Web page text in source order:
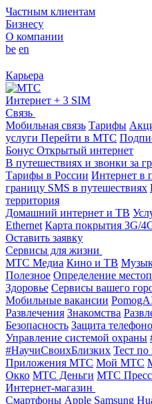
Частным клиентам
Бизнесу
О компании
be en
Карьера
Интернет + 3 SIM
Связь
Мобильная связь Тарифы
услуги Перейти в МТС
Бонус Открытый интернет
В путешествиях и звонки за
Тарифы в России Интернет в
границу SMS в путешествиях
территория
Домашний интернет и ТВ
Ethernet Карта покрытия 3G/
Оставить заявку
Сервисы для жизни
МТС Медиа Кино и ТВ
Полезное Определение
Здоровье Сервисы вашего
Мобильные вакансии
Развлечения Знакомства
Безопасность Защита
Управление системой охраны
#НаучиСвоихБлизких Тест по
Приложения МТС Мой МТС
Окко МТС Деньги МТС
Интернет-магазин
Смартфоны Apple Samsung